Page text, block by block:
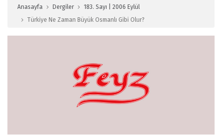
Anasayfa Dergiler
183. Sayı | 2006 Eylül
Türkiye Ne Zaman Büyük Osmanlı Gibi Olur?